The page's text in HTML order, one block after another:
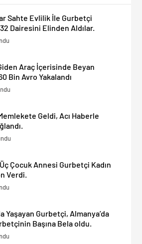
Sahte Evlilik İle Gurbetçi
Dairesini Elinden Aldılar.
Araç İçerisinde Beyan
Bin Avro Yakalandı
Geldi, Acı Haberle
Çocuk Annesi Gurbetçi Kadın
Verdi.
Yaşayan Gurbetçi, Almanya’da
Başına Bela oldu.